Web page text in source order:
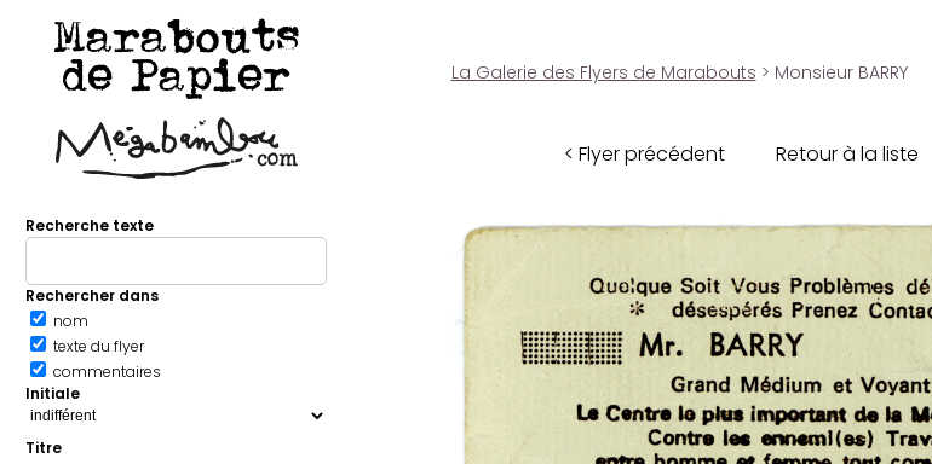
Marabouts
de Papier
Recherche texte
Rechercher dans
nom
texte du flyer
commentaires
Initiale
Titre
La Galerie des Flyers de Marabouts > Monsieur BARRY
< Flyer précédent Retour à la liste